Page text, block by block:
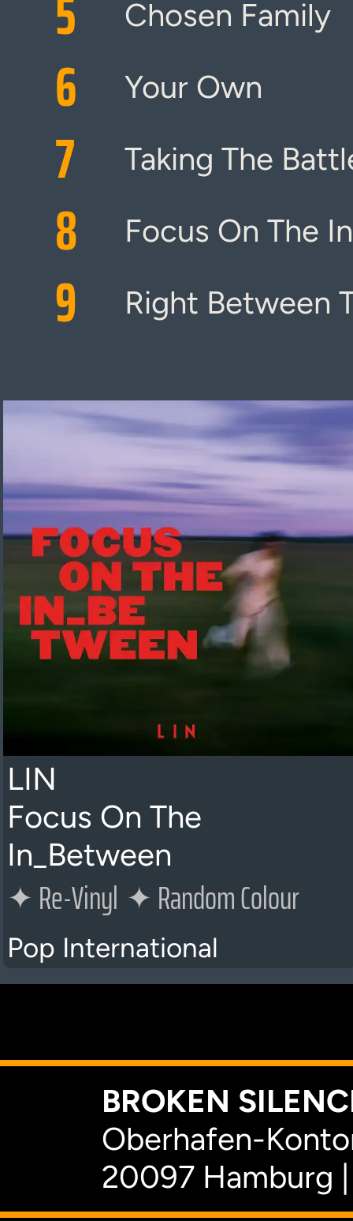
Chosen Family
6 Your Own
7 Taking The
8 Focus On The
9 Right Between
LIN
Focus On The
In_Between
✦Re-Vinyl ✦Random Colour
Pop International
BROKEN
Oberhafen-
20097 Hamburg